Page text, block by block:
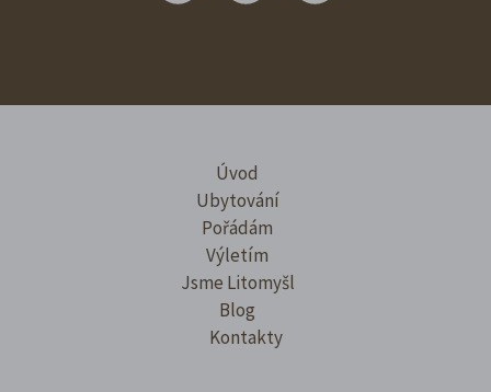
Úvod
Ubytování
Pořádám
Výletím
Jsme Litomyšl
Blog
Kontakty